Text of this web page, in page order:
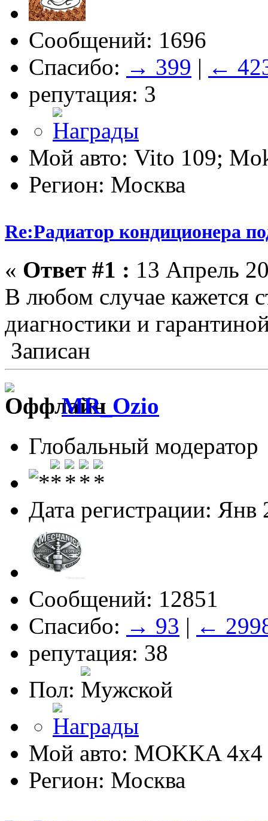
Сообщений: 1696
Спасибо: → 399 | ←
репутация: 3
Мой авто: Vito 109;
Регион: Москва
Re:Радиатор кондиционера
« Ответ #1 : 13 Апрель
В любом случае кажется
диагностики и
Записан
MR_Ozio
Глобальный модератор
Дата регистрации: Янв
Сообщений: 12851
Спасибо: → 93 | ←
репутация: 38
Пол:
Мой авто: MOKKA 4x4
Регион: Москва